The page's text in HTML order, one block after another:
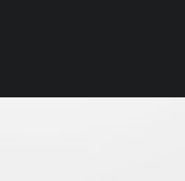
。ⓒθm 검단
안마 검단풀
마 검단휴게